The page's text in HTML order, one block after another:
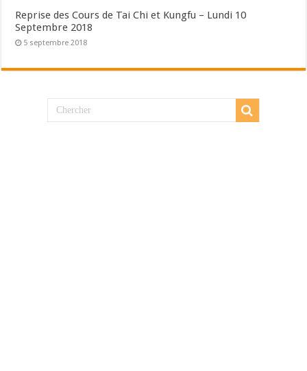
Reprise des Cours de Tai Chi et Kungfu – Lundi 10
Septembre 2018
5 septembre 2018